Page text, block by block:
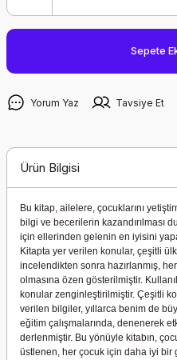
Sepete
Yorum Yaz Tavsiye Et
Ürün Bilgisi
Bu kitap, ailelere, çocuklarını
bilgi ve becerilerin kazandırılması
için ellerinden gelenin en iyisini
Kitapta yer verilen konular, çeşitli
incelendikten sonra hazırlanmış,
olmasına özen gösterilmiştir.
konular zenginleştirilmiştir. Çeşitli
verilen bilgiler, yıllarca benim de
eğitim çalışmalarında, denenerek
derlenmiştir. Bu yönüyle kitabın,
üstlenen, her çocuk için daha iyi